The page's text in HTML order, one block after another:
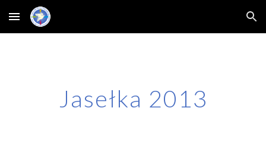
Skip to main content Skip to navigation
Jasełka 2013